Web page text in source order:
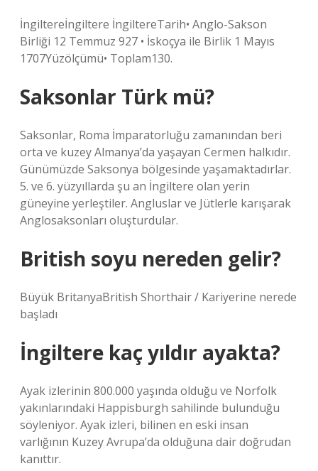
İngiltereİngiltere İngiltereTarih• Anglo-Sakson
Birliği 12 Temmuz 927 • İskoçya ile Birlik 1 Mayıs
1707Yüzölçümü• Toplam130.
Saksonlar Türk mü?
Saksonlar, Roma İmparatorluğu zamanından beri
orta ve kuzey Almanya’da yaşayan Cermen halkıdır.
Günümüzde Saksonya bölgesinde yaşamaktadırlar.
5. ve 6. yüzyıllarda şu an İngiltere olan yerin
güneyine yerleştiler. Angluslar ve Jütlerle karışarak
Anglosaksonları oluşturdular.
British soyu nereden gelir?
Büyük BritanyaBritish Shorthair / Kariyerine nerede
başladı
İngiltere kaç yıldır ayakta?
Ayak izlerinin 800.000 yaşında olduğu ve Norfolk
yakınlarındaki Happisburgh sahilinde bulunduğu
söyleniyor. Ayak izleri, bilinen en eski insan
varlığının Kuzey Avrupa’da olduğuna dair doğrudan
kanıttır.